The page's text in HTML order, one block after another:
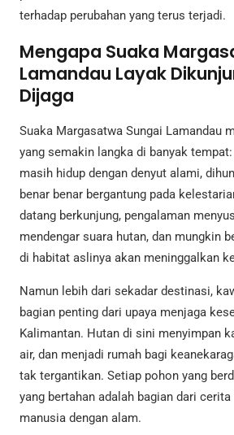
terhadap perubahan yang terus terjadi.
Mengapa Suaka
Lamandau Layak
Dijaga
Suaka Margasatwa Sungai Lamandau
yang semakin langka di banyak
masih hidup dengan denyut alami,
benar benar bergantung pada
datang berkunjung, pengalaman
mendengar suara hutan, dan mungkin
di habitat aslinya akan meninggalkan
Namun lebih dari sekadar destinasi,
bagian penting dari upaya menjaga
Kalimantan. Hutan di sini menyimpan
air, dan menjadi rumah bagi
tak tergantikan. Setiap pohon yang
yang bertahan adalah bagian dari
manusia dengan alam.